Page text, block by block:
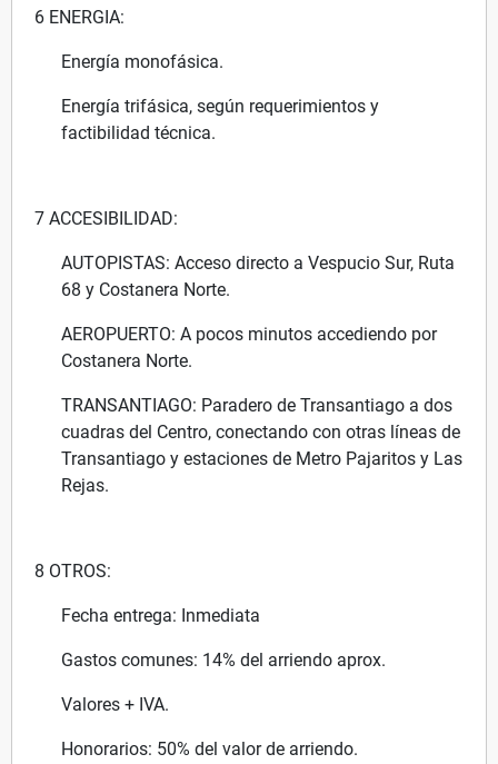
6 ENERGIA:
Energía monofásica.
Energía trifásica, según requerimientos y
factibilidad técnica.
7 ACCESIBILIDAD:
AUTOPISTAS: Acceso directo a Vespucio Sur, Ruta
68 y Costanera Norte.
AEROPUERTO: A pocos minutos accediendo por
Costanera Norte.
TRANSANTIAGO: Paradero de Transantiago a dos
cuadras del Centro, conectando con otras líneas de
Transantiago y estaciones de Metro Pajaritos y Las
Rejas.
8 OTROS:
Fecha entrega: Inmediata
Gastos comunes: 14% del arriendo aprox.
Valores + IVA.
Honorarios: 50% del valor de arriendo.